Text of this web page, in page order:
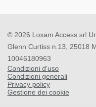
© 2026 Loxam Access srl
Glenn Curtiss n.13, 25018
10046180963
Condizioni d'uso
Condizioni generali
Privacy policy
Gestione dei cookie